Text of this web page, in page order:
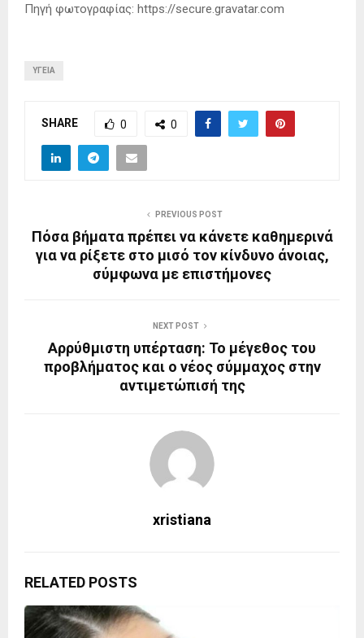
Πηγή φωτογραφίας: https://secure.gravatar.com
ΥΓΕΊΑ
SHARE 0 0
PREVIOUS POST
Πόσα βήματα πρέπει να κάνετε καθημερινά
για να ρίξετε στο μισό τον κίνδυνο άνοιας,
σύμφωνα με επιστήμονες
NEXT POST
Αρρύθμιστη υπέρταση: Το μέγεθος του
προβλήματος και ο νέος σύμμαχος στην
αντιμετώπισή της
xristiana
RELATED POSTS